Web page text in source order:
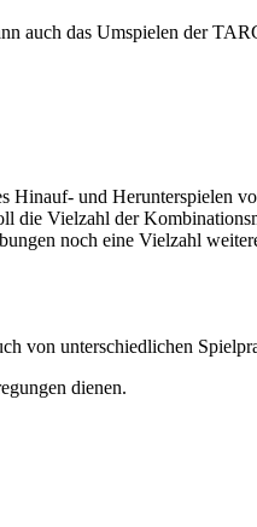
auch das Umspielen der
Hin­auf- und Herunterspielen
die Vielzahl der
noch eine Vielzahl
von unterschiedlichen
dienen.